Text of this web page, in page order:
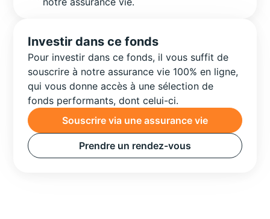
Investir dans ce fonds
Pour investir dans ce fonds, il vous suffit de
souscrire à notre assurance vie 100% en ligne,
qui vous donne accès à une sélection de
fonds performants, dont celui-ci.
Souscrire via une assurance vie
Prendre un rendez-vous